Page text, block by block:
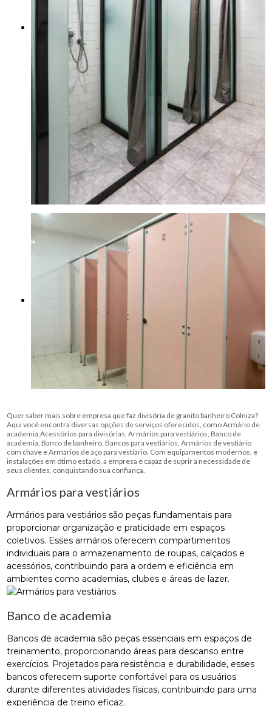
Quer saber mais sobre empresa que faz divisória de granito banheiro Colniza?
Aqui você encontra diversas opções de serviços oferecidos, como Armário de
academia,Acessórios para divisórias, Armários para vestiários, Banco de
academia, Banco de banheiro, Bancos para vestiários, Armários de vestiário
com chave e Armários de aço para vestiário. Com equipamentos modernos, e
instalações em ótimo estado, a empresa é capaz de suprir a necessidade de
seus clientes, conquistando sua confiança.
Armários para vestiários
Armários para vestiários são peças fundamentais para
proporcionar organização e praticidade em espaços
coletivos. Esses armários oferecem compartimentos
individuais para o armazenamento de roupas, calçados e
acessórios, contribuindo para a ordem e eficiência em
ambientes como academias, clubes e áreas de lazer.
Banco de academia
Bancos de academia são peças essenciais em espaços de
treinamento, proporcionando áreas para descanso entre
exercícios. Projetados para resistência e durabilidade, esses
bancos oferecem suporte confortável para os usuários
durante diferentes atividades físicas, contribuindo para uma
experiência de treino eficaz.